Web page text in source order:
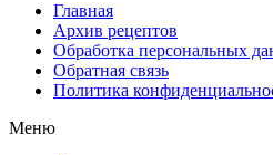
Главная
Архив рецептов
Обработка персональных
Обратная связь
Политика
Меню